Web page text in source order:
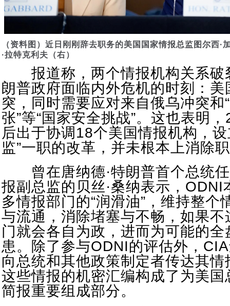
（资料图）近日刚刚辞去职务的美国国家情报总监图尔西·
·拉特克利夫（右）
报道称，两个情报机构关系破
朗普政府面临内外危机的时刻：
突，同时需要应对来自俄乌冲突和
张”等“国家安全挑战”。这也表明
后出于协调18个美国情报机构，
监”一职的改革，并未根本上消除
曾在唐纳德·特朗普首个总统任
报副总监的贝丝·桑纳表示，ODNI
多情报部门的“润滑油”，维持整个
与流通，消除堵塞与不畅，如果
门就会各自为政，进而为可能的
患。除了参与ODNI的评估外，
向总统和其他政策制定者传达其
这些情报的机密汇编构成了为美
简报重要组成部分。